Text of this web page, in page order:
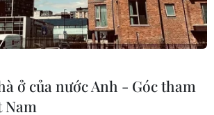
trong tâm chiến lược của Mỹ tại châu
ở của nước Anh - Góc tham
Nam